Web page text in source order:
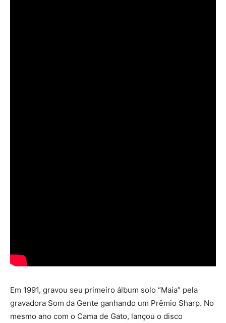
Em 1991, gravou seu primeiro álbum solo “Maia” pela
gravadora Som da Gente ganhando um Prêmio Sharp. No
mesmo ano com o Cama de Gato, lançou o disco